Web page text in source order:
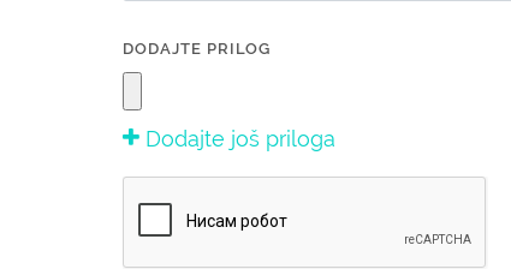
DODAJTE PRILOG
Dodajte još priloga